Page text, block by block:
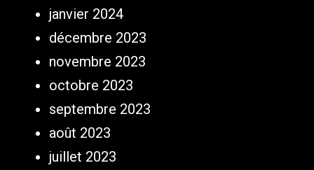
janvier 2024
décembre 2023
novembre 2023
octobre 2023
septembre 2023
août 2023
juillet 2023